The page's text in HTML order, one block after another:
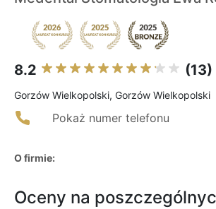
8.2 (13)
Gorzów Wielkopolski, Gorzów Wielkopolski
Pokaż numer telefonu
O firmie:
Oceny na